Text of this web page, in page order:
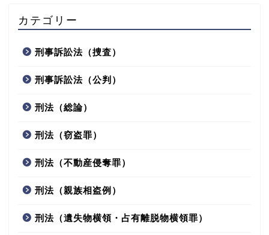
カテゴリー
刑事訴訟法（捜査）
刑事訴訟法（公判）
刑法（総論）
刑法（窃盗罪）
刑法（不動産侵奪罪）
刑法（親族相盗例）
刑法（遺失物横領・占有離脱物横領罪）